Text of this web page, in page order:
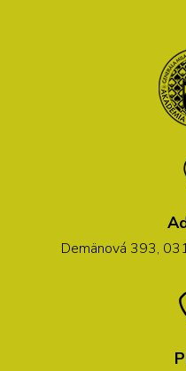
Demänová 393,